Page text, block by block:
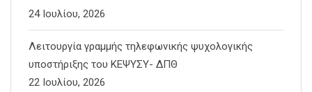
24 Ιουλίου, 2026
Λειτουργία γραμμής τηλεφωνικής ψυχολογικής
υποστήριξης του ΚΕΨΥΣΥ- ΔΠΘ
22 Ιουλίου, 2026